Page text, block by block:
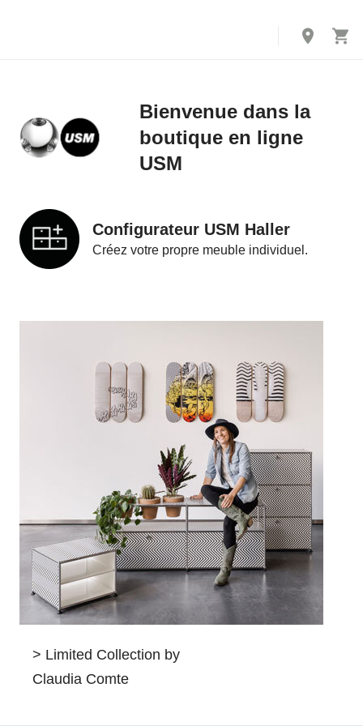
Bienvenue dans la
boutique en ligne
USM
Configurateur USM Haller
Créez votre propre meuble individuel.
> Limited Collection by
Claudia Comte